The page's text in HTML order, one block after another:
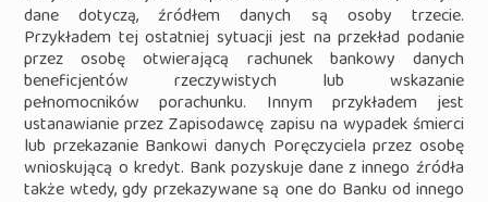
dane dotyczą, źródłem danych są osoby trzecie.
Przykładem tej ostatniej sytuacji jest na przekład podanie
przez osobę otwierającą rachunek bankowy danych
beneficjentów rzeczywistych lub wskazanie
pełnomocników porachunku. Innym przykładem jest
ustanawianie przez Zapisodawcę zapisu na wypadek śmierci
lub przekazanie Bankowi danych Poręczyciela przez osobę
wnioskującą o kredyt. Bank pozyskuje dane z innego źródła
także wtedy, gdy przekazywane są one do Banku od innego